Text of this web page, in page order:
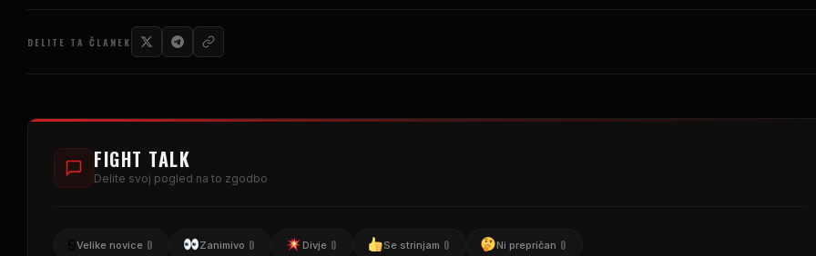
DELITE TA ČLANEK
FIGHT TALK
Delite svoj pogled na to zgodbo
Velike novice 0 Zanimivo 0 Divje 0 Se strinjam 0 Ni prepričan 0